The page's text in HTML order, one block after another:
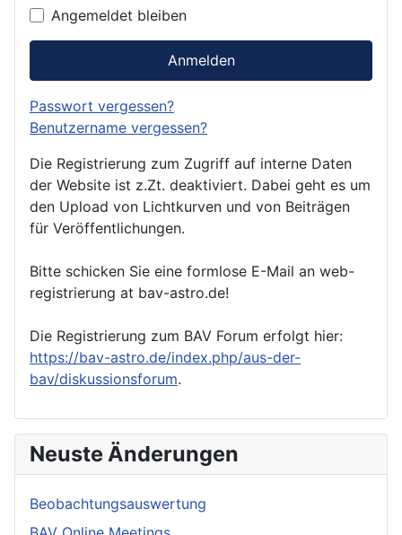
Angemeldet bleiben
Anmelden
Passwort vergessen?
Benutzername vergessen?
Die Registrierung zum Zugriff auf interne Daten
der Website ist z.Zt. deaktiviert. Dabei geht es um
den Upload von Lichtkurven und von Beiträgen
für Veröffentlichungen.
Bitte schicken Sie eine formlose E-Mail an web-
registrierung at bav-astro.de!
Die Registrierung zum BAV Forum erfolgt hier:
https://bav-astro.de/index.php/aus-der-
bav/diskussionsforum.
Neuste Änderungen
Beobachtungsauswertung